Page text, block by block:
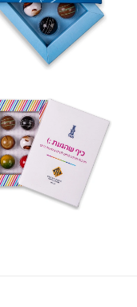
לפתיחת
התמונה
בגדול